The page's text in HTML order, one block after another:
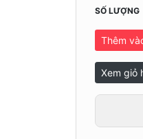
SỐ LƯỢNG
Thêm
Xem giỏ